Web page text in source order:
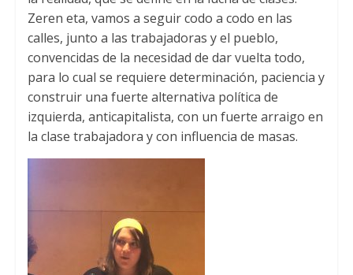
Zeren eta, vamos a seguir codo a codo en las
calles, junto a las trabajadoras y el pueblo,
convencidas de la necesidad de dar vuelta todo,
para lo cual se requiere determinación, paciencia y
construir una fuerte alternativa política de
izquierda, anticapitalista, con un fuerte arraigo en
la clase trabajadora y con influencia de masas.